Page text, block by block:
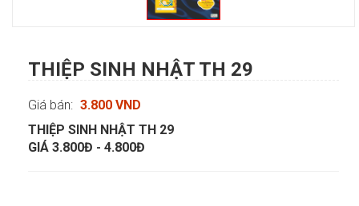
THIỆP SINH NHẬT TH 29
Giá bán: 3.800 VND
THIỆP SINH NHẬT TH 29
GIÁ 3.800Đ - 4.800Đ